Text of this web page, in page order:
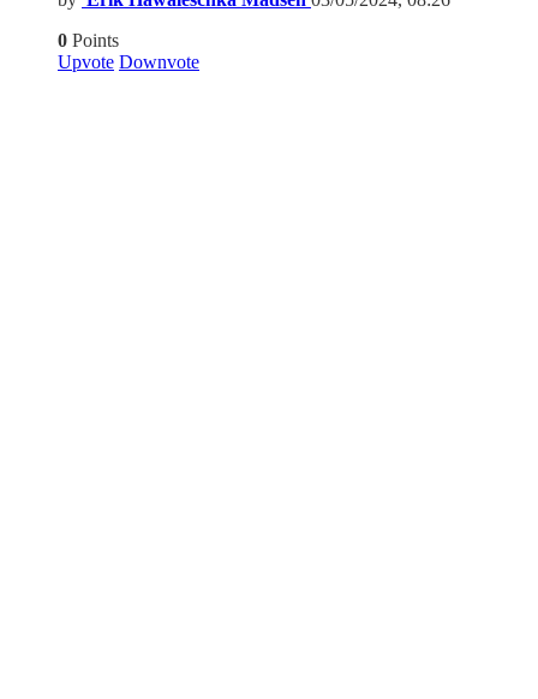
0 Points
Upvote Downvote